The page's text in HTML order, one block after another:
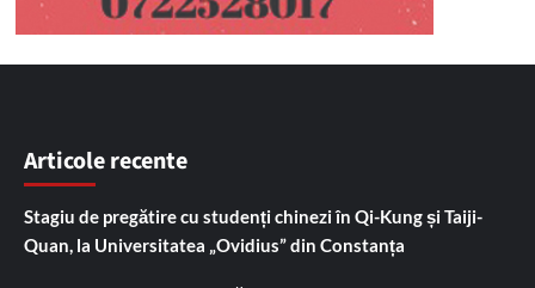
Articole recente
Stagiu de pregătire cu studenți chinezi în Qi-Kung și Taiji-
Quan, la Universitatea „Ovidius” din Constanța